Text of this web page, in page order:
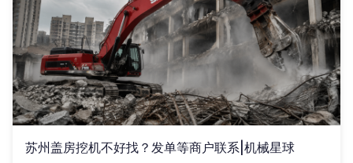
苏州盖房挖机不好找？发单等商户联系|机械星球